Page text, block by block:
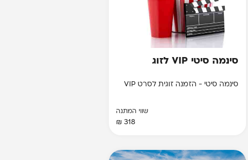
סינמה סיטי VIP לזוג
סינמה סיטי - הזמנה זוגית לסרט VIP
שווי המתנה
318 ₪